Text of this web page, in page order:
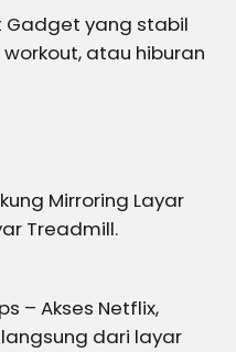
Gadget yang stabil
atau hiburan
Mirroring Layar
Treadmill.
– Akses Netflix,
langsung dari layar